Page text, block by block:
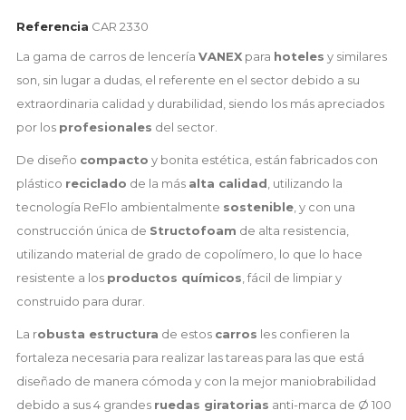
Referencia CAR 2330
La gama de carros de lencería VANEXpara hoteles y similares
son, sin lugar a dudas, el referente en el sector debido a su
extraordinaria calidad y durabilidad, siendo los más apreciados
por los profesionales del sector.
De diseño compacto y bonita estética, están fabricados con
plástico reciclado de la más alta calidad , utilizando la
tecnología ReFlo ambientalmente sostenible, y con una
construcción única de Structofoam de alta resistencia,
utilizando material de grado de copolímero, lo que lo hace
resistente a los productos químicos , fácil de limpiar y
construido para durar.
La robusta estructura de estos carros les confieren la
fortaleza necesaria para realizar las tareas para las que está
diseñado de manera cómoda y con la mejor maniobrabilidad
debido a sus 4 grandes ruedas giratorias anti-marca de Ø 100